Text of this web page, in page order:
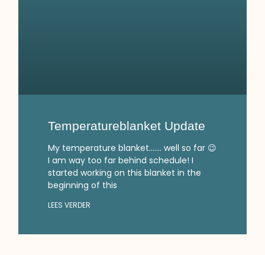
Temperatureblanket Update
My temperature blanket……. well so far 😉
I am way too far behind schedule! I
started working on this blanket in the
beginning of this
LEES VERDER